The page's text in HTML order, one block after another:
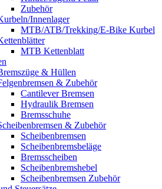
Zubehör
Innenlager
MTB/ATB/Trekking/E-Bike Kurbel
MTB Kettenblatt
& Hüllen
& Zubehör
Cantilever Bremsen
Hydraulik Bremsen
Bremsschuhe
& Zubehör
Scheibenbremsen
Scheibenbremsbeläge
Bremsscheiben
Scheibenbremshebel
Scheibenbremsen Zubehör